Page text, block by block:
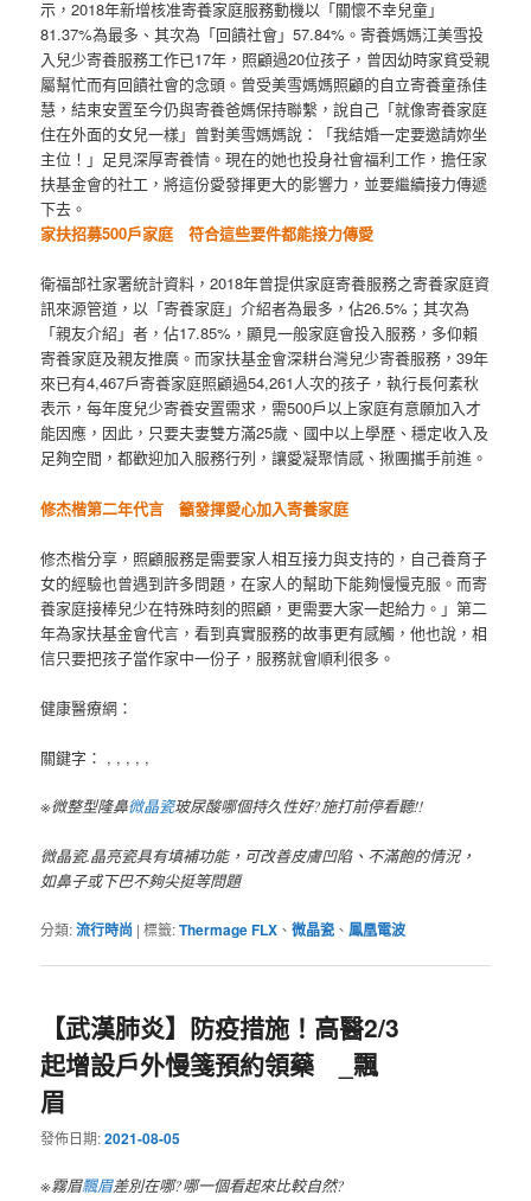
示，2018年新增核准寄養家庭服務動機以「關懷不幸兒童」
81.37%為最多、其次為「回饋社會」57.84%。寄養媽媽江美雪投
入兒少寄養服務工作已17年，照顧過20位孩子，曾因幼時家貧受親
屬幫忙而有回饋社會的念頭。曾受美雪媽媽照顧的自立寄養童孫佳
慧，結束安置至今仍與寄養爸媽保持聯繫，說自己「就像寄養家庭
住在外面的女兒一樣」曾對美雪媽媽說：「我結婚一定要邀請妳坐
主位！」足見深厚寄養情。現在的她也投身社會福利工作，擔任家
扶基金會的社工，將這份愛發揮更大的影響力，並要繼續接力傳遞
下去。
家扶招募500戶家庭 符合這些要件都能接力傳愛
衛福部社家署統計資料，2018年曾提供家庭寄養服務之寄養家庭資
訊來源管道，以「寄養家庭」介紹者為最多，佔26.5%；其次為
「親友介紹」者，佔17.85%，顯見一般家庭會投入服務，多仰賴
寄養家庭及親友推廣。而家扶基金會深耕台灣兒少寄養服務，39年
來已有4,467戶寄養家庭照顧過54,261人次的孩子，執行長何素秋
表示，每年度兒少寄養安置需求，需500戶以上家庭有意願加入才
能因應，因此，只要夫妻雙方滿25歲、國中以上學歷、穩定收入及
足夠空間，都歡迎加入服務行列，讓愛凝聚情感、揪團攜手前進。
修杰楷第二年代言 籲發揮愛心加入寄養家庭
修杰楷分享，照顧服務是需要家人相互接力與支持的，自己養育子
女的經驗也曾遇到許多問題，在家人的幫助下能夠慢慢克服。而寄
養家庭接棒兒少在特殊時刻的照顧，更需要大家一起給力。」第二
年為家扶基金會代言，看到真實服務的故事更有感觸，他也說，相
信只要把孩子當作家中一份子，服務就會順利很多。
健康醫療網：
關鍵字： , , , , ,
※微整型隆鼻微晶瓷玻尿酸哪個持久性好?施打前停看聽!!
微晶瓷.晶亮瓷具有填補功能，可改善皮膚凹陷、不滿飽的情況，
如鼻子或下巴不夠尖挺等問題
分類:流行時尚 |標籤:Thermage FLX 、微晶瓷 、 鳳凰電波
【武漢肺炎】防疫措施！高醫2/3
起增設戶外慢箋預約領藥 _飄
眉
發佈日期:2021-08-05
※霧眉飄眉差別在哪?哪一個看起來比較自然?